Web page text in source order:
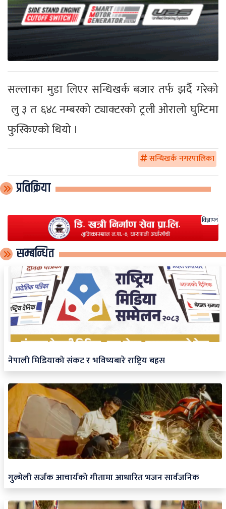
सल्लाका मुडा लिएर सन्धिखर्क बजार तर्फ झर्दै गरेको
लु ३ त ६४८ नम्बरको ट्याक्टरको ट्रली ओरालो घुम्टिमा
फुस्किएको थियो ।
सन्धिखर्क नगरपालिका
प्रतिक्रिया
विज्ञापन
सम्बन्धित
नेपाली मिडियाको संकट र भविष्यबारे राष्ट्रिय बहस
गुल्मेली सर्जक आचार्यको गीतामा आधारित भजन सार्वजनिक